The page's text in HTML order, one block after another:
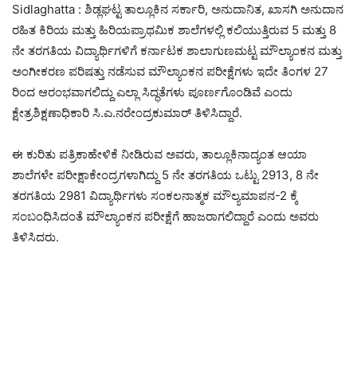
Sidlaghatta : ಶಿಡ್ಲಘಟ್ಟ ತಾಲ್ಲೂಕಿನ ಸರ್ಕಾರಿ, ಅನುದಾನಿತ, ಖಾಸಗಿ ಅನುದಾನ
ರಹಿತ ಕಿರಿಯ ಮತ್ತು ಹಿರಿಯಪ್ರಾಥಮಿಕ ಶಾಲೆಗಳಲ್ಲಿ ಕಲಿಯುತ್ತಿರುವ 5 ಮತ್ತು 8
ನೇ ತರಗತಿಯ ವಿದ್ಯಾರ್ಥಿಗಳಿಗೆ ಕರ್ನಾಟಕ ಶಾಲಾಗುಣಮಟ್ಟ ಮೌಲ್ಯಾಂಕನ ಮತ್ತು
ಅಂಗೀಕರಣ ಪರಿಷತ್ತು ನಡೆಸುವ ಮೌಲ್ಯಾಂಕನ ಪರೀಕ್ಷೆಗಳು ಇದೇ ತಿಂಗಳ 27
ರಿಂದ ಆರಂಭವಾಗಲಿದ್ದು ಎಲ್ಲಾ ಸಿದ್ಧತೆಗಳು ಪೂರ್ಣಗೊಂಡಿವೆ ಎಂದು
ಕ್ಷೇತ್ರಶಿಕ್ಷಣಾಧಿಕಾರಿ ಸಿ.ಎ.ನರೇಂದ್ರಕುಮಾರ್ ತಿಳಿಸಿದ್ದಾರೆ.
ಈ ಕುರಿತು ಪತ್ರಿಕಾಹೇಳಿಕೆ ನೀಡಿರುವ ಅವರು, ತಾಲ್ಲೂಕಿನಾದ್ಯಂತ ಆಯಾ
ಶಾಲೆಗಳೇ ಪರೀಕ್ಷಾಕೇಂದ್ರಗಳಾಗಿದ್ದು 5 ನೇ ತರಗತಿಯ ಒಟ್ಟು 2913, 8 ನೇ
ತರಗತಿಯ 2981 ವಿದ್ಯಾರ್ಥಿಗಳು ಸಂಕಲನಾತ್ಮಕ ಮೌಲ್ಯಮಾಪನ-2 ಕ್ಕೆ
ಸಂಬಂಧಿಸಿದಂತೆ ಮೌಲ್ಯಾಂಕನ ಪರೀಕ್ಷೆಗೆ ಹಾಜರಾಗಲಿದ್ದಾರೆ ಎಂದು ಅವರು
ತಿಳಿಸಿದರು.